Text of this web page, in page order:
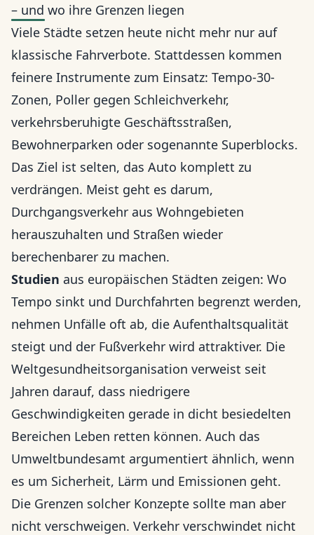
– und wo ihre Grenzen liegen
Viele Städte setzen heute nicht mehr nur auf
klassische Fahrverbote. Stattdessen kommen
feinere Instrumente zum Einsatz: Tempo-30-
Zonen, Poller gegen Schleichverkehr,
verkehrsberuhigte Geschäftsstraßen,
Bewohnerparken oder sogenannte Superblocks.
Das Ziel ist selten, das Auto komplett zu
verdrängen. Meist geht es darum,
Durchgangsverkehr aus Wohngebieten
herauszuhalten und Straßen wieder
berechenbarer zu machen.
Studien aus europäischen Städten zeigen: Wo
Tempo sinkt und Durchfahrten begrenzt werden,
nehmen Unfälle oft ab, die Aufenthaltsqualität
steigt und der Fußverkehr wird attraktiver. Die
Weltgesundheitsorganisation verweist seit
Jahren darauf, dass niedrigere
Geschwindigkeiten gerade in dicht besiedelten
Bereichen Leben retten können. Auch das
Umweltbundesamt argumentiert ähnlich, wenn
es um Sicherheit, Lärm und Emissionen geht.
Die Grenzen solcher Konzepte sollte man aber
nicht verschweigen. Verkehr verschwindet nicht